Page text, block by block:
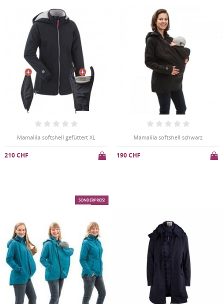
Mamalila softshell gefüttert XL
210 CHF
Mamalila softshell schwarz
190 CHF
-20%
SONDERPREIS!